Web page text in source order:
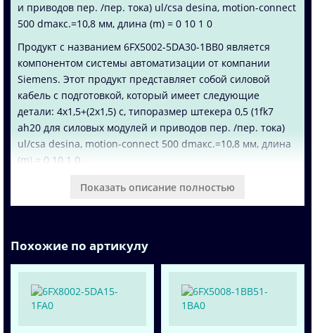
и приводов пер. /пер. тока) ul/csa desina, motion-connect
500 dmaкс.=10,8 мм, длина (m) = 0 10 1 0
Продукт с названием 6FX5002-5DA30-1BB0 является
компонентом системы автоматизации от компании
Siemens. Этот продукт представляет собой силовой
кабель с подготовкой, который имеет следующие
детали: 4x1,5+(2x1,5) c, типоразмер штекера 0,5 (1fk7
ah20 для силовых модулей и приводов пер. /пер. тока)
ul/csa desina, motion-connect 500 dmaкс.=10,8 мм, длина
(m) = 0 10 1 0.
Силовой кабель обеспечивает надежную передачу
произведенный компанией Siemens, лидером в области
автоматизации процессов.
Продукт 6FX5002-5DA30-1BB0 отличается высокой
прочностью, надежностью и долговечностью, что
Показать описание полностью
Похожие по артикулу